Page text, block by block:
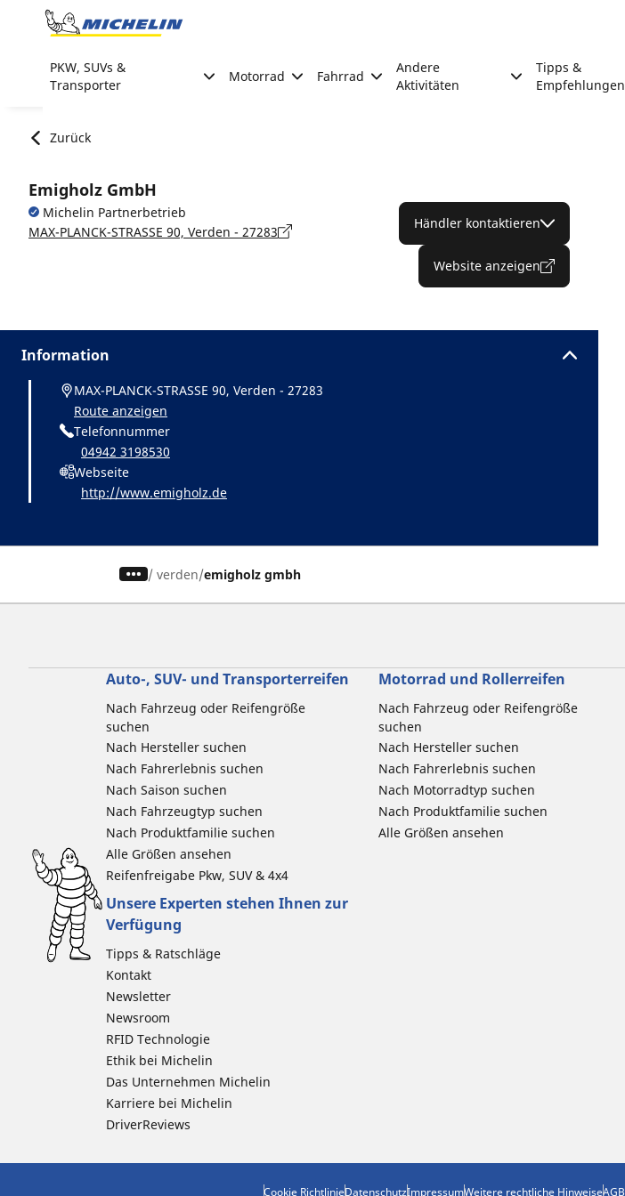
Go to page content
PKW, SUVs &
Transporter
Motorrad Fahrrad
Andere
Aktivitäten
Tipps &
Empfehlungen
Zurück
Emigholz GmbH
Michelin Partnerbetrieb
MAX-PLANCK-STRASSE 90, Verden - 27283
Händler kontaktieren
Website anzeigen
Information
MAX-PLANCK-STRASSE 90, Verden - 27283
Route anzeigen
Telefonnummer
04942 3198530
Webseite
http://www.emigholz.de
/ verden emigholz gmbh
Auto-, SUV- und Transporterreifen
Nach Fahrzeug oder Reifengröße
suchen
Nach Hersteller suchen
Nach Fahrerlebnis suchen
Nach Saison suchen
Nach Fahrzeugtyp suchen
Nach Produktfamilie suchen
Alle Größen ansehen
Reifenfreigabe Pkw, SUV & 4x4
Motorrad und Rollerreifen
Nach Fahrzeug oder Reifengröße
suchen
Nach Hersteller suchen
Nach Fahrerlebnis suchen
Nach Motorradtyp suchen
Nach Produktfamilie suchen
Alle Größen ansehen
Unsere Experten stehen Ihnen zur
Verfügung
Tipps & Ratschläge
Kontakt
Newsletter
Newsroom
RFID Technologie
Ethik bei Michelin
Das Unternehmen Michelin
Karriere bei Michelin
DriverReviews
Cookie RichtlinieDatenschutzImpressumWeitere rechtliche HinweiseAGB